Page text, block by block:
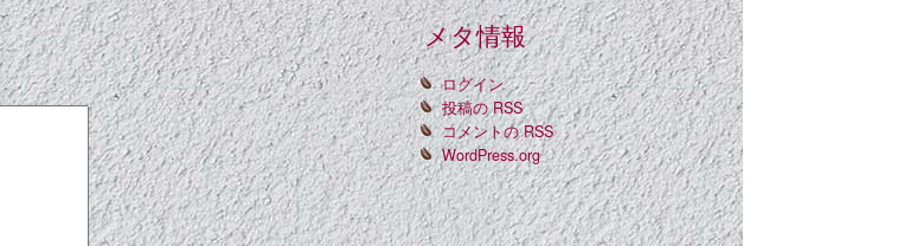
メタ情報
ログイン
投稿のRSS
コメントのRSS
WordPress.org